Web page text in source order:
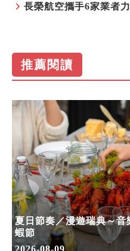
長榮航空攜手6家業者
推薦閱讀
夏日節奏／漫遊瑞典～
蝦節